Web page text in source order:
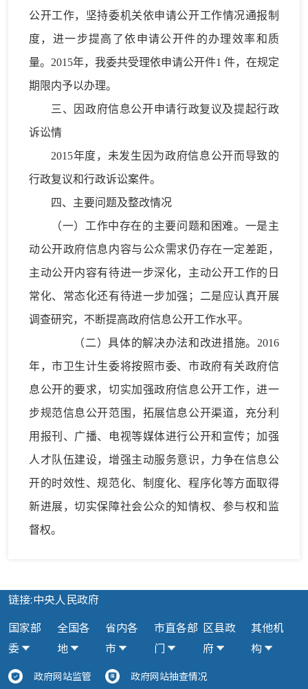
公开工作，坚持委机关依申请公开工作情况通报制
度，进一步提高了依申请公开件的办理效率和质
量。2015年，我委共受理依申请公开件1 件，在规定
期限内予以办理。
三、因政府信息公开申请行政复议及提起行政
诉讼情
2015年度，未发生因为政府信息公开而导致的
行政复议和行政诉讼案件。
四、主要问题及整改情况
（一）工作中存在的主要问题和困难。一是主
动公开政府信息内容与公众需求仍存在一定差距，
主动公开内容有待进一步深化，主动公开工作的日
常化、常态化还有待进一步加强；二是应认真开展
调查研究，不断提高政府信息公开工作水平。
（二）具体的解决办法和改进措施。2016
年，市卫生计生委将按照市委、市政府有关政府信
息公开的要求，切实加强政府信息公开工作，进一
步规范信息公开范围，拓展信息公开渠道，充分利
用报刊、广播、电视等媒体进行公开和宣传；加强
人才队伍建设，增强主动服务意识，力争在信息公
开的时效性、规范化、制度化、程序化等方面取得
新进展，切实保障社会公众的知情权、参与权和监
督权。
链接:中央人民政府
国家部
委
全国各
地
省内各
市
市直各部
门
区县政
府
其他机
构
政府网站监管 政府网站抽查情况